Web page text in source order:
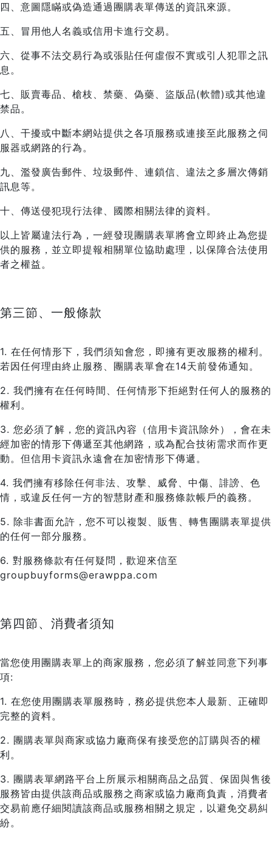
四、意圖隱瞞或偽造通過團購表單傳送的資訊來源。
五、冒用他人名義或信用卡進行交易。
六、從事不法交易行為或張貼任何虛假不實或引人犯罪之訊
息。
七、販賣毒品、槍枝、禁藥、偽藥、盜版品(軟體)或其他違
禁品。
八、干擾或中斷本網站提供之各項服務或連接至此服務之伺
服器或網路的行為。
九、濫發廣告郵件、垃圾郵件、連鎖信、違法之多層次傳銷
訊息等。
十、傳送侵犯現行法律、國際相關法律的資料。
以上皆屬違法行為，一經發現團購表單將會立即終止為您提
供的服務，並立即提報相關單位協助處理，以保障合法使用
者之權益。
第三節、一般條款
1. 在任何情形下，我們須知會您，即擁有更改服務的權利。
若因任何理由終止服務、團購表單會在14天前發佈通知。
2. 我們擁有在任何時間、任何情形下拒絕對任何人的服務的
權利。
3. 您必須了解，您的資訊內容（信用卡資訊除外），會在未
經加密的情形下傳遞至其他網路，或為配合技術需求而作更
動。但信用卡資訊永遠會在加密情形下傳遞。
4. 我們擁有移除任何非法、攻擊、威脅、中傷、誹謗、色
情，或違反任何一方的智慧財產和服務條款帳戶的義務。
5. 除非書面允許，您不可以複製、販售、轉售團購表單提供
的任何一部分服務。
6. 對服務條款有任何疑問，歡迎來信至
groupbuyforms@erawppa.com
第四節、消費者須知
當您使用團購表單上的商家服務，您必須了解並同意下列事
項:
1. 在您使用團購表單服務時，務必提供您本人最新、正確即
完整的資料。
2. 團購表單與商家或協力廠商保有接受您的訂購與否的權
利。
3. 團購表單網路平台上所展示相關商品之品質、保固與售後
服務皆由提供該商品或服務之商家或協力廠商負責，消費者
交易前應仔細閱讀該商品或服務相關之規定，以避免交易糾
紛。